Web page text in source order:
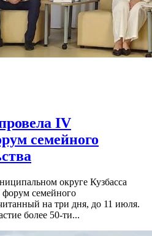
IV
семейного
округе Кузбасса
форум семейного
на три дня, до 11 июля.
более 50-ти...